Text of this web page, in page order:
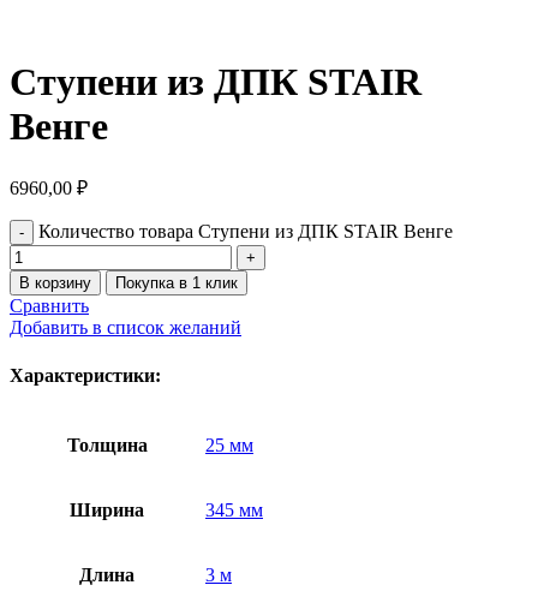
Ступени из ДПК STAIR
Венге
6960,00 ₽
Количество товара Ступени из ДПК STAIR Венге
В корзину Покупка в 1 клик
Сравнить
Добавить в список желаний
Характеристики:
Толщина 25 мм
Ширина 345 мм
Длина 3 м